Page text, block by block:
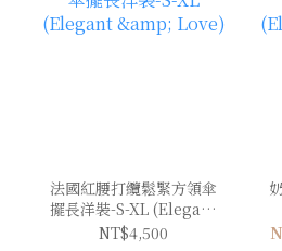
法國紅腰打纜鬆緊方領傘
擺長洋裝-S-XL (Elegant
& Love)
NT$4,500